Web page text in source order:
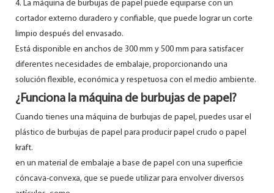
4. La máquina de burbujas de papel puede equiparse con un
cortador externo duradero y confiable, que puede lograr un corte
limpio después del envasado.
Está disponible en anchos de 300 mm y 500 mm para satisfacer
diferentes necesidades de embalaje, proporcionando una
solución flexible, económica y respetuosa con el medio ambiente.
¿Funciona la máquina de burbujas de papel?
Cuando tienes una máquina de burbujas de papel, puedes usar el
plástico de burbujas de papel para producir papel crudo o papel
kraft.
en un material de embalaje a base de papel con una superficie
cóncava-convexa, que se puede utilizar para envolver diversos